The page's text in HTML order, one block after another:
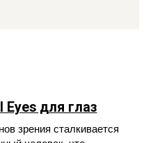
для глаз
зрения сталкивается